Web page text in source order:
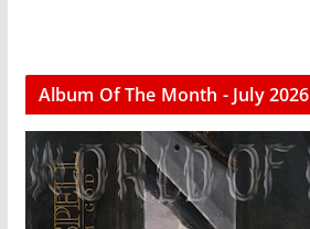
Album Of The Month - July 2026